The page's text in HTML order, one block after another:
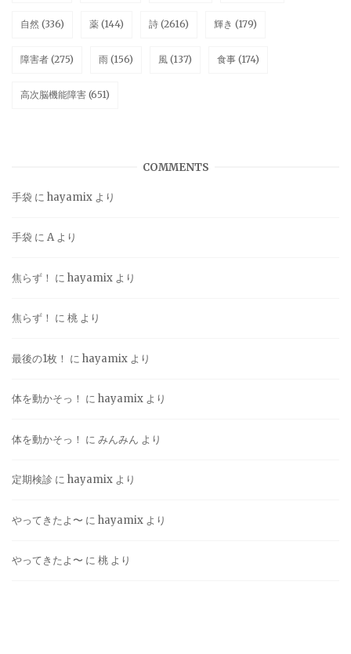
自然 (336) 薬 (144) 詩 (2616) 輝き (179)
障害者 (275) 雨 (156) 風 (137) 食事 (174)
高次脳機能障害 (651)
COMMENTS
手袋 に hayamix より
手袋 に Aより
焦らず！ に hayamix より
焦らず！ に 桃 より
最後の1枚！ に hayamix より
体を動かそっ！ に hayamix より
体を動かそっ！ に みんみん より
定期検診 に hayamix より
やってきたよ〜 に hayamix より
やってきたよ〜 に 桃 より